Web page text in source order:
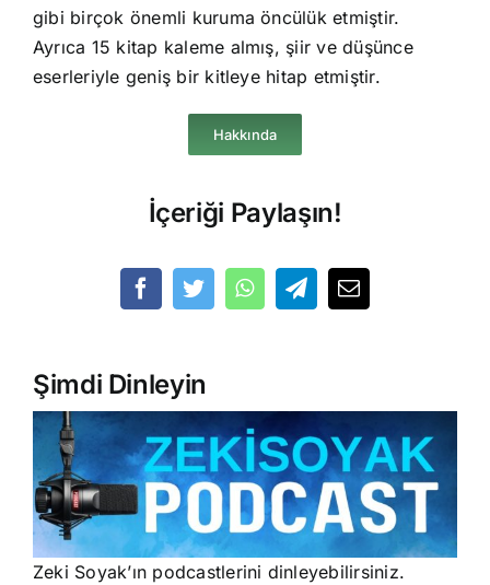
gibi birçok önemli kuruma öncülük etmiştir.
Ayrıca 15 kitap kaleme almış, şiir ve düşünce
eserleriyle geniş bir kitleye hitap etmiştir.
Hakkında
İçeriği Paylaşın!
Şimdi Dinleyin
Zeki Soyak’ın podcastlerini dinleyebilirsiniz.